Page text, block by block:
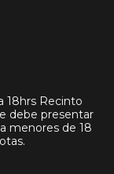
18hrs Recinto
debe presentar
menores de 18